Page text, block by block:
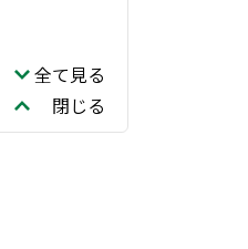
全て見る
閉じる